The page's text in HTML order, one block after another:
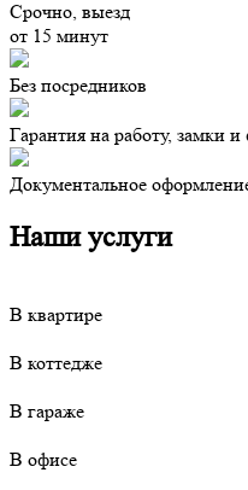
Срочно, выезд
от 15 минут
Без посредников
Гарантия на работу, замки
Документальное
Наши услуги
В квартире
В коттедже
В гараже
В офисе